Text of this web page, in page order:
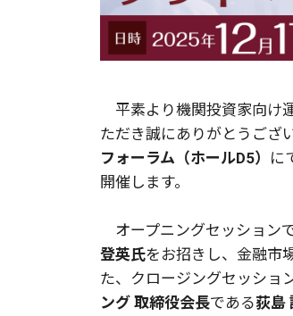
平素より機関投資家向け
ただき誠にありがとうござ
フォーラム（ホールD5） に
開催します。
オープニングセッション
登英氏をお招きし、 金融市
た、 クロージングセッショ
ング 取締役会長である荻島